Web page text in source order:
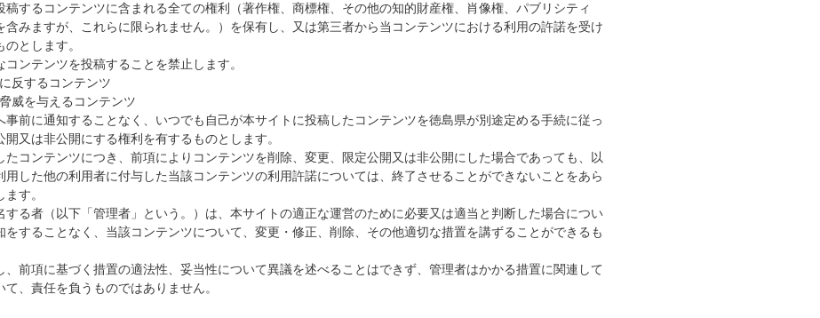
稿するコンテンツに含まれる全ての権利（著作権、商標権、その他の知的財産権、肖像権、パブリシティ
含みますが、これらに限られません。）を保有し、又は第三者から当コンテンツにおける利用の許諾を受け
とします。
ンテンツを投稿することを禁止します。
反するコンテンツ
威を与えるコンテンツ
事前に通知することなく、いつでも自己が本サイトに投稿したコンテンツを徳島県が別途定める手続に従っ
又は非公開にする権利を有するものとします。
たコンテンツにつき、前項によりコンテンツを削除、変更、限定公開又は非公開にした場合であっても、以
用した他の利用者に付与した当該コンテンツの利用許諾については、終了させることができないことをあら
す。
する者（以下「管理者」という。）は、本サイトの適正な運営のために必要又は適当と判断した場合につい
をすることなく、当該コンテンツについて、変更・修正、削除、その他適切な措置を講ずることができるも
、前項に基づく措置の適法性、妥当性について異議を述べることはできず、管理者はかかる措置に関連して
、責任を負うものではありません。